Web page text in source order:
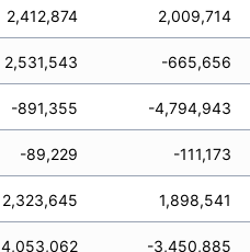
2,412,874 2,009,714
2,531,543 -665,656
-891,355 -4,794,943
-89,229 -111,173
2,323,645 1,898,541
4,053,062 -3,450,885